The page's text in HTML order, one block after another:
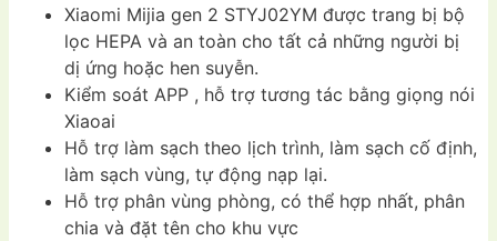
Xiaomi Mijia gen 2 STYJ02YM được trang bị bộ
lọc HEPA và an toàn cho tất cả những người bị
dị ứng hoặc hen suyễn.
Kiểm soát APP , hỗ trợ tương tác bằng giọng nói
Xiaoai
Hỗ trợ làm sạch theo lịch trình, làm sạch cố định,
làm sạch vùng, tự động nạp lại.
Hỗ trợ phân vùng phòng, có thể hợp nhất, phân
chia và đặt tên cho khu vực